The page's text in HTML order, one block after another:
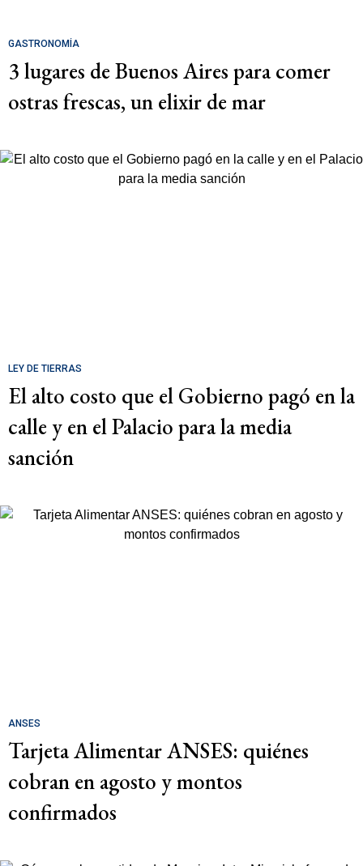
GASTRONOMÍA
3 lugares de Buenos Aires para comer
ostras frescas, un elixir de mar
LEY DE TIERRAS
El alto costo que el Gobierno pagó en la
calle y en el Palacio para la media
sanción
ANSES
Tarjeta Alimentar ANSES: quiénes
cobran en agosto y montos
confirmados